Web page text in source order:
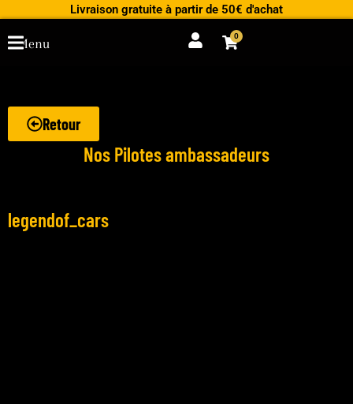
contenu
Livraison gratuite à partir de 50€ d'achat
0
Cart
Menu
Retour
Nos Pilotes ambassadeurs
legendof_cars